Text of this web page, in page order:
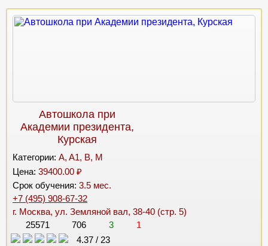
Автошкола при
Академии президента,
Курская
Категории: A, A1, B, M
Цена: 39400.00 ₽
Срок обучения: 3.5 мес.
+7 (495) 908-67-32
г. Москва, ул. Земляной вал, 38-40 (стр. 5)
25571
706 3
1
4.37 / 23